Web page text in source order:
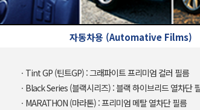
자동차용 (Automative Films)
ㆍTint GP (틴트GP) : 그래파이트 프리미엄 컬러 필름
ㆍBlack Series (블랙시리즈) : 블랙 하이브리드 열차단
ㆍMARATHON (마라톤) : 프리미엄 메탈 열차단 필름